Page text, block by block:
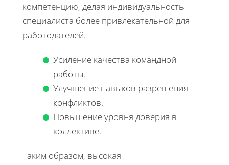
компетенцию, делая индивидуальность
специалиста более привлекательной для
работодателей.
Усиление качества командной
работы.
Улучшение навыков разрешения
конфликтов.
Повышение уровня доверия в
коллективе.
Таким образом, высокая